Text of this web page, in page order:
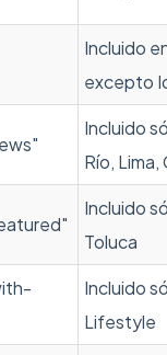
Incluido
excepto
Incluido
Río, Lima,
Incluido
Toluca
Incluido
Lifestyle